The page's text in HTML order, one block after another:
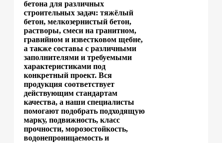
бетона для различных
строительных задач: тяжёлый
бетон, мелкозернистый бетон,
растворы, смеси на гранитном,
гравийном и известковом щебне,
а также составы с различными
заполнителями и требуемыми
характеристиками под
конкретный проект. Вся
продукция соответствует
действующим стандартам
качества, а наши специалисты
помогают подобрать подходящую
марку, подвижность, класс
прочности, морозостойкость,
водонепроницаемость и